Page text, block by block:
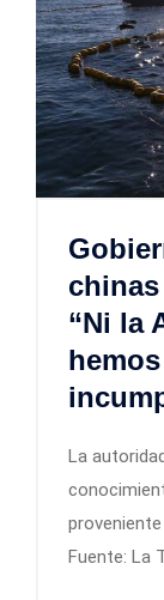
“Ni la
La
Fuente: La